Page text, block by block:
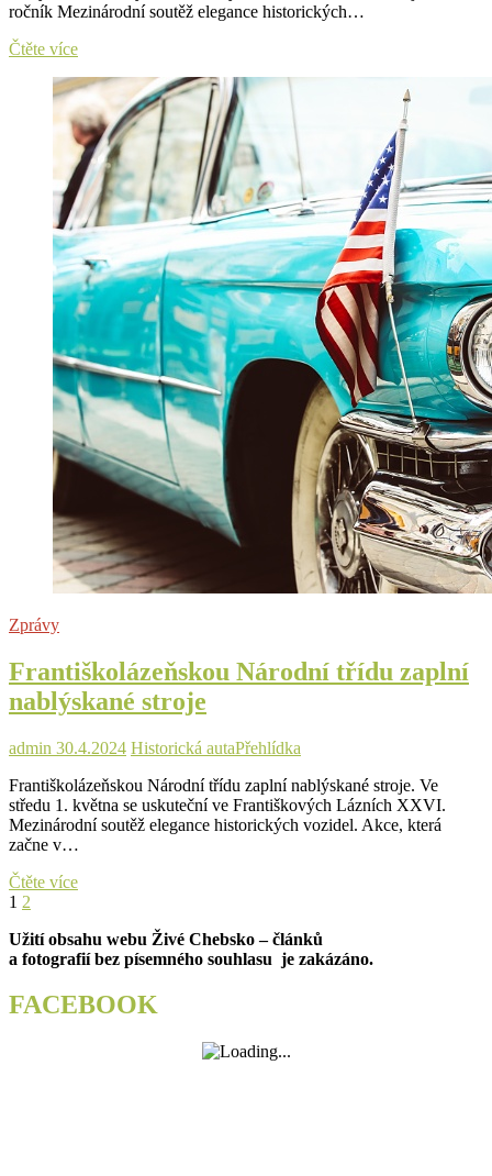
ročník Mezinárodní soutěž elegance historických…
Čtěte víceOhlédnutí:
Františkových
Lázních
zájemci
obdivovali
historická
auta
a
motocykly
Zprávy
Františkolázeňskou Národní třídu zaplní
nablýskané stroje
admin 30.4.2024 Historická autaPřehlídka
Františkolázeňskou Národní třídu zaplní nablýskané stroje. Ve
středu 1. května se uskuteční ve Františkových Lázních XXVI.
Mezinárodní soutěž elegance historických vozidel. Akce, která
začne v…
Čtěte víceFrantiškolázeňskou
zaplní
nablýskané
Stránkování
příspěvků
Page
1 Page
2
Užití obsahu webu Živé Chebsko – článků
a fotografií bez písemného souhlasu je zakázáno.
FACEBOOK